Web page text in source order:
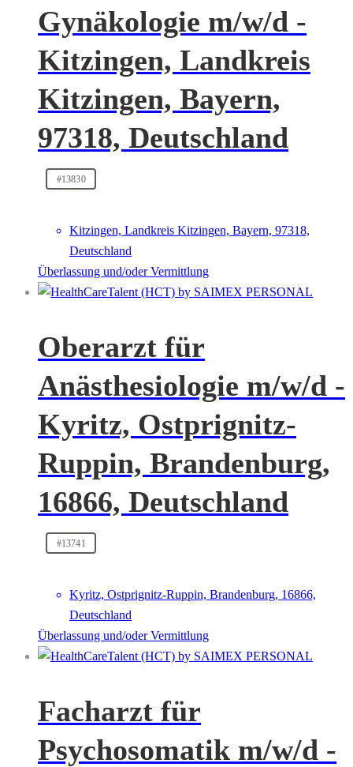
Gynäkologie m/w/d -
Kitzingen, Landkreis
Kitzingen, Bayern,
97318, Deutschland
#13830
Kitzingen, Landkreis Kitzingen, Bayern, 97318,
Deutschland
Überlassung und/oder Vermittlung
Oberarzt für
Anästhesiologie m/w/d -
Kyritz, Ostprignitz-
Ruppin, Brandenburg,
16866, Deutschland
#13741
Kyritz, Ostprignitz-Ruppin, Brandenburg, 16866,
Deutschland
Überlassung und/oder Vermittlung
Facharzt für
Psychosomatik m/w/d -